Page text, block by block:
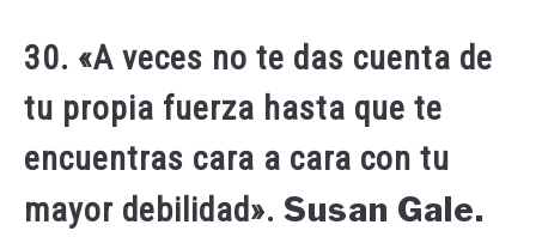
30. «A veces no te das cuenta de
tu propia fuerza hasta que te
encuentras cara a cara con tu
mayor debilidad». Susan Gale.